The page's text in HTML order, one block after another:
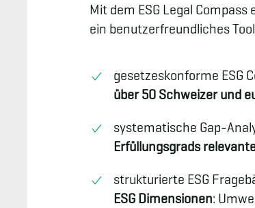
Mit dem ESG Legal
ein benutzerfreundliches
gesetzeskonforme ESG
über 50 Schweizer und
systematische Gap-
Erfüllungsgrads
strukturierte ESG
ESG Dimensionen: